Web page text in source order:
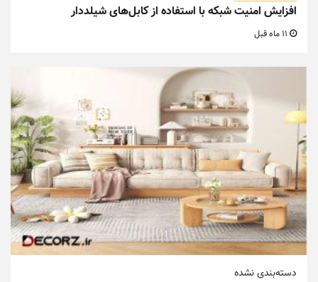
افزایش امنیت شبکه با استفاده از کابل‌های شیلددار
دسته‌بندی نشده